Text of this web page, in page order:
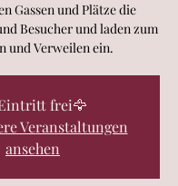
Gassen und Plätze die
Besucher und laden zum
und Verweilen ein.
frei🦅
Veranstaltungen
ansehen